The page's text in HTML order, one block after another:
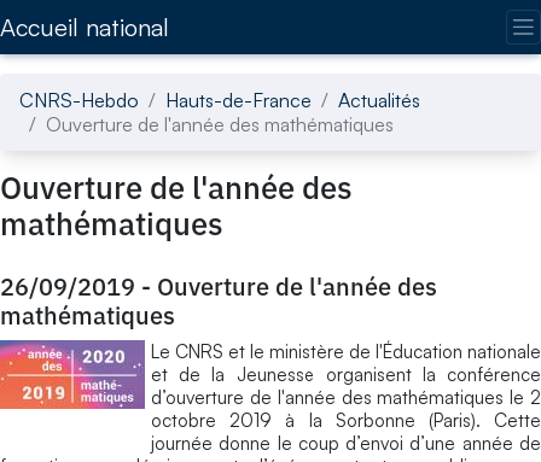
Accueil national
CNRS-Hebdo Hauts-de-France
Actualités
Ouverture de l'année des mathématiques
Ouverture de l'année des
mathématiques
26/09/2019 - Ouverture de l'année des
mathématiques
Le CNRS et le ministère de l'Éducation nationale
et de la Jeunesse organisent la conférence
d’ouverture de l'année des mathématiques le 2
octobre 2019 à la Sorbonne (Paris). Cette
journée donne le coup d’envoi d’une année de